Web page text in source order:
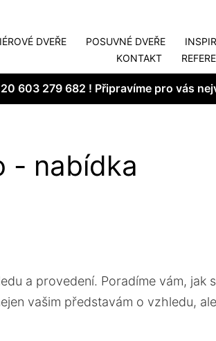
DVEŘE POSUVNÉ DVEŘE
KONTAKT
603 279 682 ! Připravíme pro vás
- nabídka
a provedení. Poradíme vám, jak
vašim představám o vzhledu,